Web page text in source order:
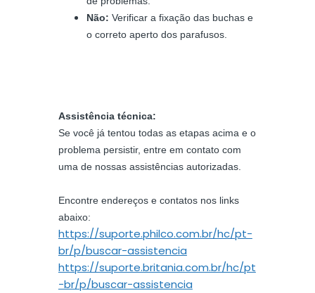
Não: Verificar a fixação das buchas e
o correto aperto dos parafusos.
Assistência técnica:
Se você já tentou todas as etapas acima e o
problema persistir, entre em contato com
uma de nossas assistências autorizadas.
Encontre endereços e contatos nos links
abaixo:
https://suporte.philco.com.br/hc/pt-
br/p/buscar-assistencia
https://suporte.britania.com.br/hc/pt
-br/p/buscar-assistencia